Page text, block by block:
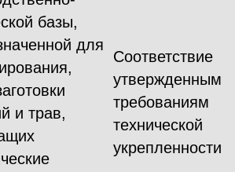
базы,
для
и трав,
Соответствие
утвержденным
требованиям
технической
укрепленности